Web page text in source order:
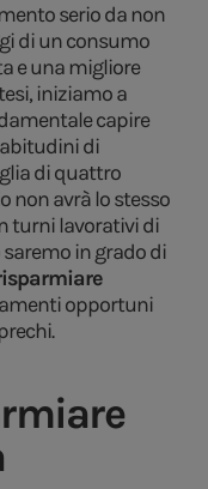
serio da non
di un consumo
e una migliore
iniziamo a
capire
di
di quattro
non avrà lo stesso
turni lavorativi di
in grado di
opportuni